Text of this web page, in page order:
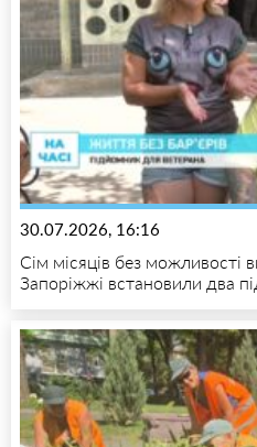
30.07.2026, 16:16
Сім місяців без можливості
Запоріжжі встановили два